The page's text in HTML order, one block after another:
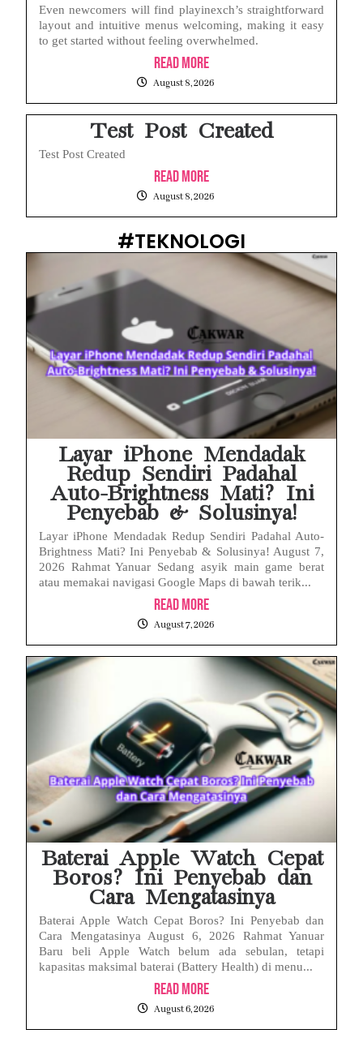
Even newcomers will find playinexch’s straightforward
layout and intuitive menus welcoming, making it easy
to get started without feeling overwhelmed.
Read More
August 8, 2026
Test Post Created
Test Post Created
Read More
August 8, 2026
#TEKNOLOGI
Layar iPhone Mendadak
Redup Sendiri Padahal
Auto-Brightness Mati? Ini
Penyebab & Solusinya!
Layar iPhone Mendadak Redup Sendiri Padahal Auto-
Brightness Mati? Ini Penyebab & Solusinya! August 7,
2026 Rahmat Yanuar Sedang asyik main game berat
atau memakai navigasi Google Maps di bawah terik...
Read More
August 7, 2026
Baterai Apple Watch Cepat
Boros? Ini Penyebab dan
Cara Mengatasinya
Baterai Apple Watch Cepat Boros? Ini Penyebab dan
Cara Mengatasinya August 6, 2026 Rahmat Yanuar
Baru beli Apple Watch belum ada sebulan, tetapi
kapasitas maksimal baterai (Battery Health) di menu...
Read More
August 6, 2026